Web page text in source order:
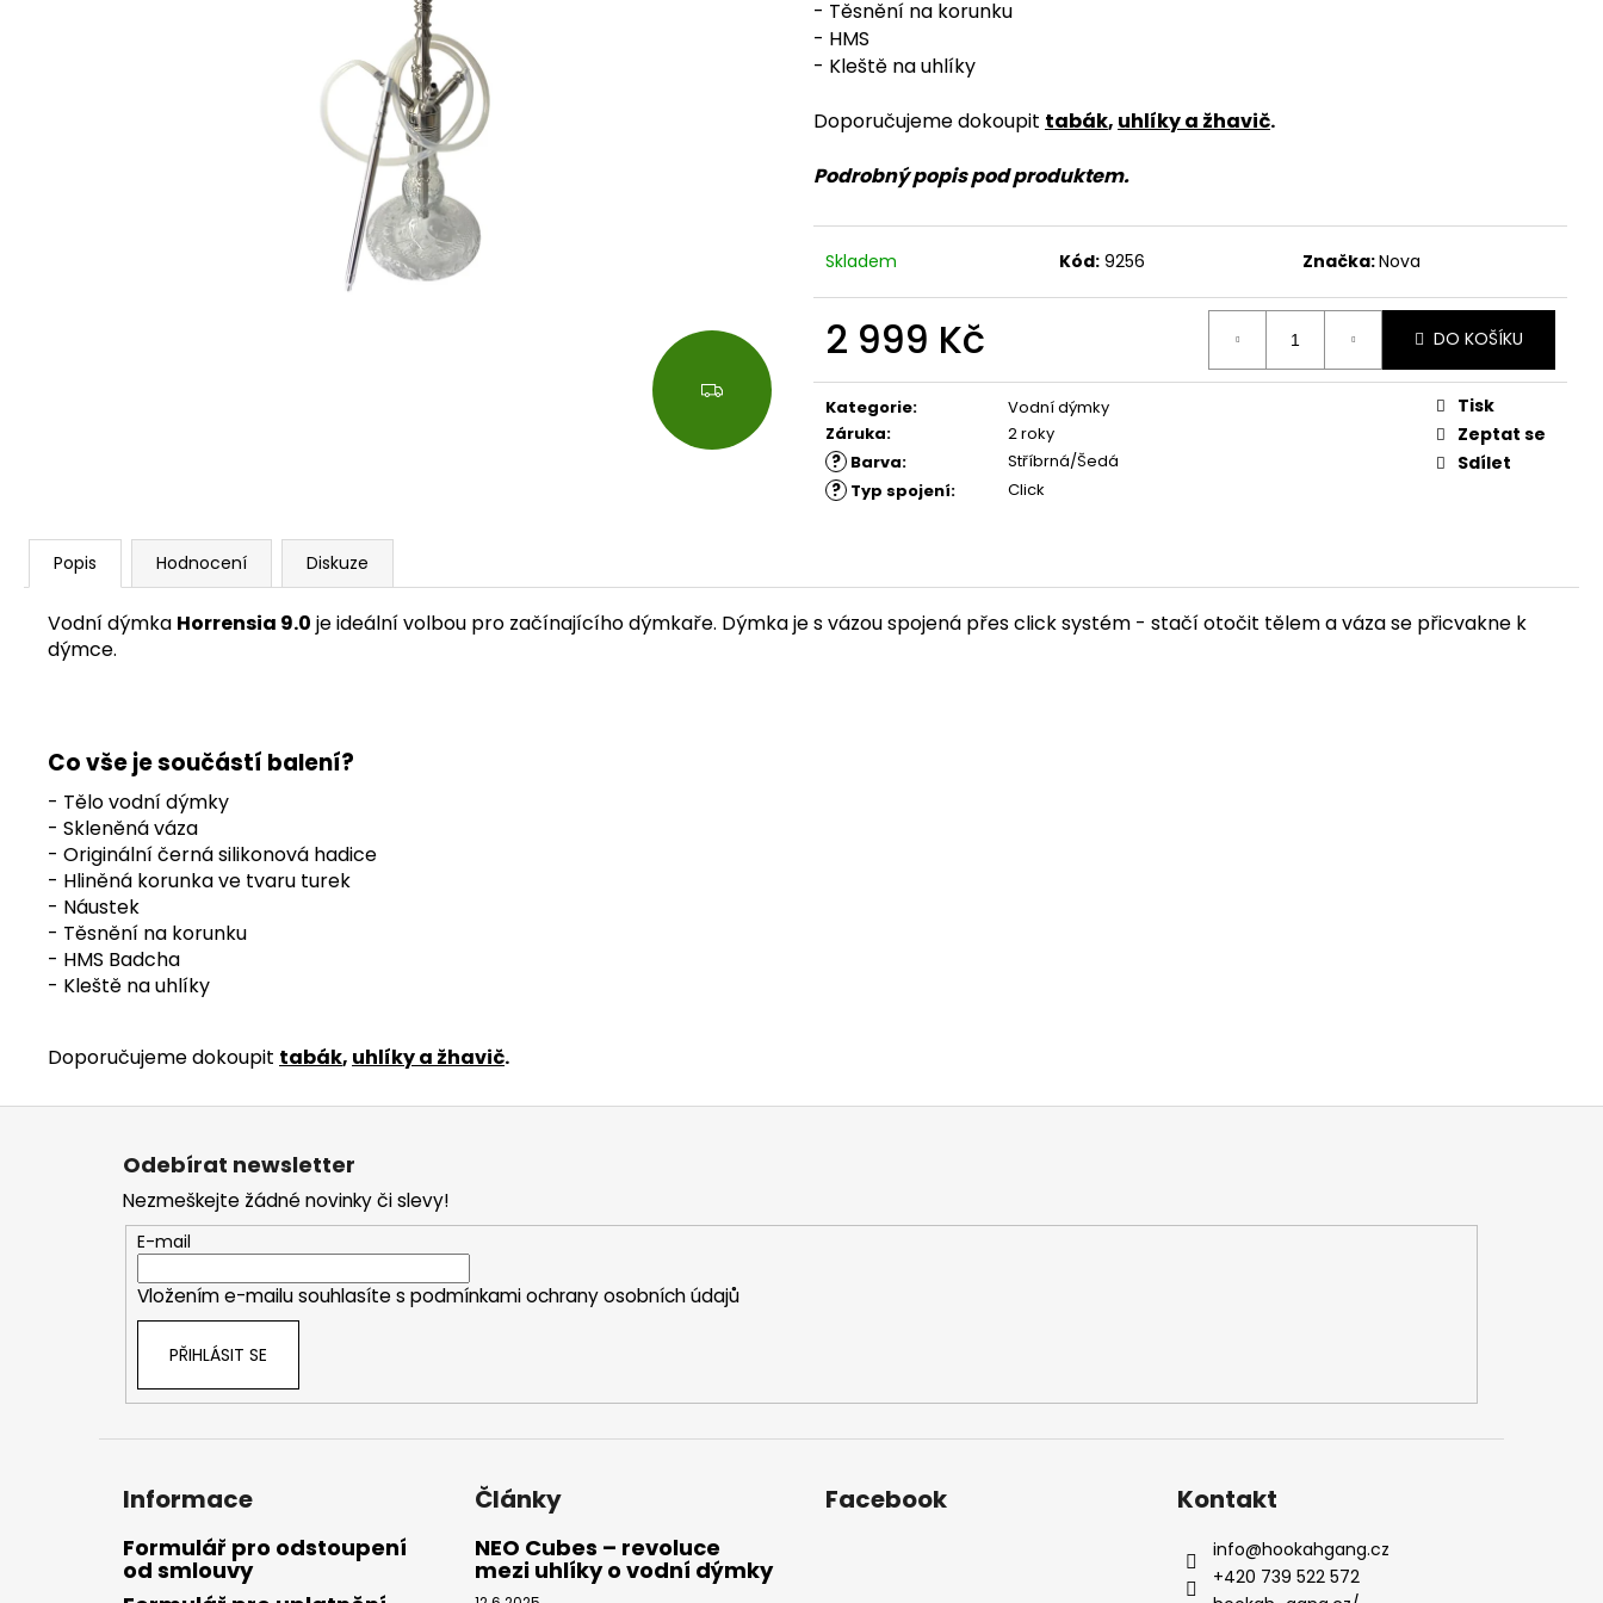
- Těsnění na korunku
- HMS
- Kleště na uhlíky
Doporučujeme dokoupit tabák, uhlíky a žhavič.
Podrobný popis pod produktem.
Skladem Kód: 9256 Značka:Nova
2 999 Kč
cena:
DO KOŠÍKU
Kategorie:
Vodní dýmky
Záruka: 2 roky
? Barva: Stříbrná/Šedá
? Typ spojení: Click
Tisk
Zeptat se
Sdílet
Z
R
Popis Hodnocení Diskuze
Vodní dýmka Horrensia 9.0 je ideální volbou pro začínajícího dýmkaře. Dýmka je s vázou spojená přes click systém - stačí otočit tělem a váza se přicvakne k
dýmce.
Co vše je součástí balení?
- Tělo vodní dýmky
- Skleněná váza
- Originální černá silikonová hadice
- Hliněná korunka ve tvaru turek
- Náustek
- Těsnění na korunku
- HMS Badcha
- Kleště na uhlíky
Doporučujeme dokoupit tabák, uhlíky a žhavič.
Z
Odebírat newsletter
Nezmeškejte žádné novinky či slevy!
E-mail
Vložením e-mailu souhlasíte s podmínkami ochrany osobních údajů
PŘIHLÁSIT SE
Informace
Formulář pro odstoupení
od smlouvy
Články
NEO Cubes – revoluce
mezi uhlíky o vodní dýmky
Facebook Kontakt
info@hookahgang.cz
+420 739 522 572